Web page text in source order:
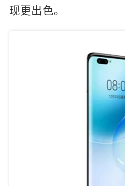
现更出色。